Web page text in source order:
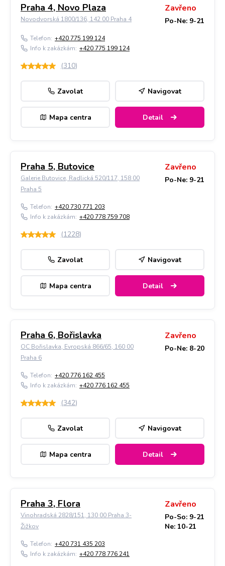
Praha 4, Novo Plaza
Novodvorská 1800/136, 142 00 Praha 4
Zavřeno
Po-Ne: 9-21
Telefon: +420 775 199 124
Info k zakázkám: +420 775 199 124
(310)
Zavolat Navigovat
Mapa centra Detail
Praha 5, Butovice
Galerie Butovice, Radlická 520/117, 158 00
Praha 5
Zavřeno
Po-Ne: 9-21
Telefon: +420 730 771 203
Info k zakázkám: +420 778 759 708
(1228)
Zavolat Navigovat
Mapa centra Detail
Praha 6, Bořislavka
OC Bořislavka, Evropská 866/65, 160 00
Praha 6
Zavřeno
Po-Ne: 8-20
Telefon: +420 776 162 455
Info k zakázkám: +420 776 162 455
(342)
Zavolat Navigovat
Mapa centra Detail
Praha 3, Flora
Vinohradská 2828/151, 130 00 Praha 3-
Žižkov
Zavřeno
Po-So: 9-21
Ne: 10-21
Telefon: +420 731 435 203
Info k zakázkám: +420 778 776 241